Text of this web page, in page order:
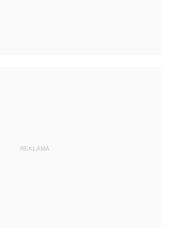
REKLAMA